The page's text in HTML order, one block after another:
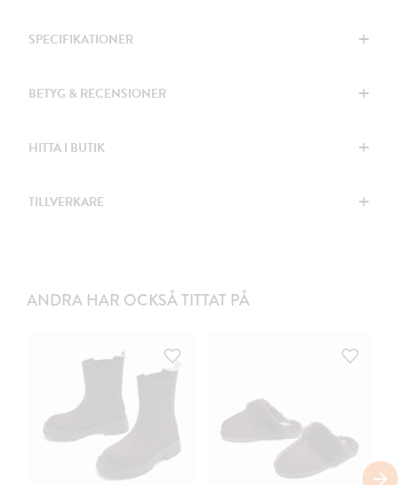
SPECIFIKATIONER +
BETYG & RECENSIONER +
HITTA I BUTIK +
TILLVERKARE +
ANDRA HAR OCKSÅ TITTAT PÅ